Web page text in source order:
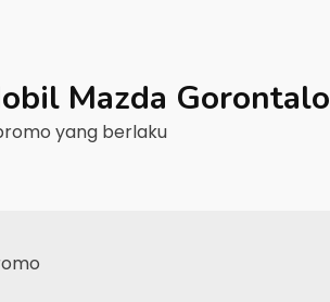
Mazda Gorontalo
yang berlaku